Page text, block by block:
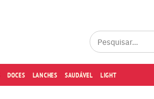
DOCES LANCHES SAUDÁVEL LIGHT